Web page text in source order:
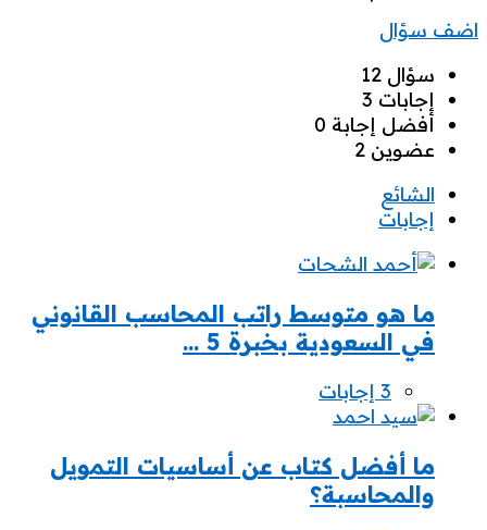
القائمة
اضف سؤال
إحصائيات
سؤال 12
‫إجابات 3
أفضل إجابة 0
عضوين 2
الشائع
إجابات
ما هو متوسط راتب المحاسب القانوني
في السعودية بخبرة 5 ...
‫3 إجابات
ما أفضل كتاب عن أساسيات التمويل
والمحاسبة؟